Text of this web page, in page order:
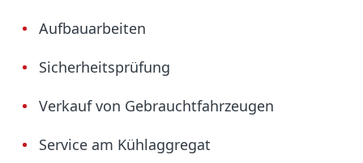
Aufbauarbeiten
Sicherheitsprüfung
Verkauf von Gebrauchtfahrzeugen
Service am Kühlaggregat